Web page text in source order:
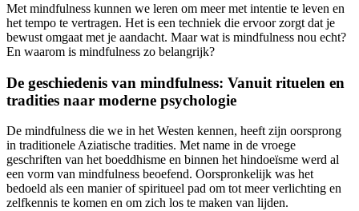
Met mindfulness kunnen we leren om meer met intentie te leven en
het tempo te vertragen. Het is een techniek die ervoor zorgt dat je
bewust omgaat met je aandacht. Maar wat is mindfulness nou echt?
En waarom is mindfulness zo belangrijk?
De geschiedenis van mindfulness: Vanuit rituelen en
tradities naar moderne psychologie
De mindfulness die we in het Westen kennen, heeft zijn oorsprong
in traditionele Aziatische tradities. Met name in de vroege
geschriften van het boeddhisme en binnen het hindoeïsme werd al
een vorm van mindfulness beoefend. Oorspronkelijk was het
bedoeld als een manier of spiritueel pad om tot meer verlichting en
zelfkennis te komen en om zich los te maken van lijden.